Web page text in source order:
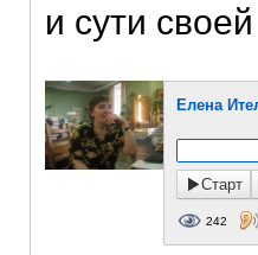
и сути
Елена
Старт
242